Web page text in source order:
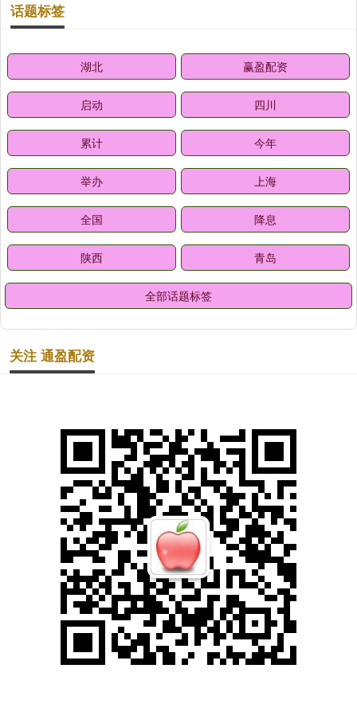
话题标签
湖北 赢盈配资
启动 四川
累计 今年
举办 上海
全国 降息
陕西 青岛
全部话题标签
关注 通盈配资